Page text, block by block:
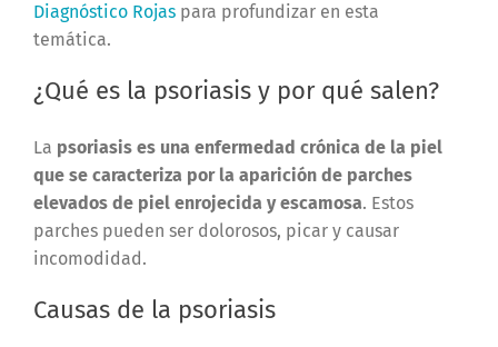
Diagnóstico Rojaspara profundizar en esta
temática.
¿Qué es la psoriasis y por qué salen?
La psoriasis es una enfermedad crónica de la piel
que se caracteriza por la aparición de parches
elevados de piel enrojecida y escamosa. Estos
parches pueden ser dolorosos, picar y causar
incomodidad.
Causas de la psoriasis